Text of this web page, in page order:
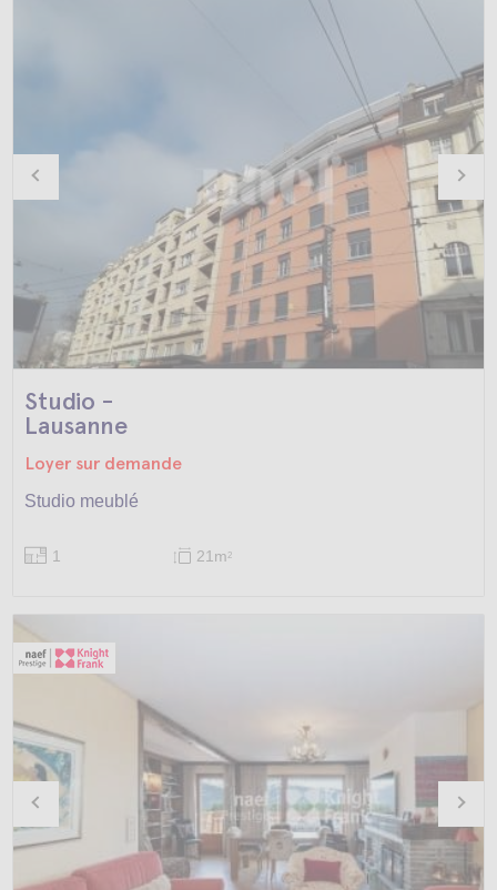
Studio -
Lausanne
Loyer sur demande
Studio meublé
1 21m 2